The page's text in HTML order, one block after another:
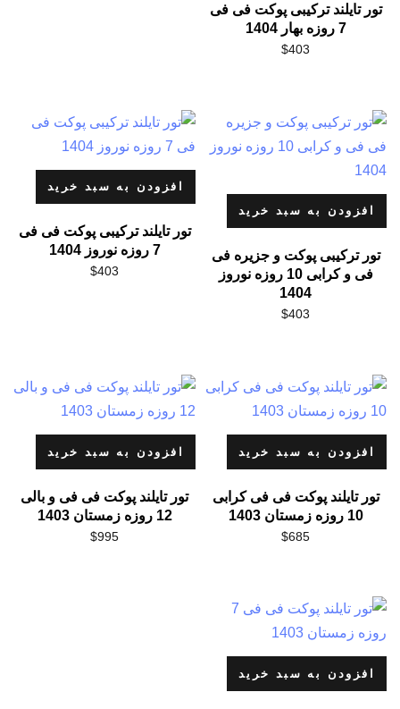
تور تایلند ترکیبی پوکت فی فی
7 روزه بهار 1404
$403
افزودن به سبد خرید
تور ترکیبی پوکت و جزیره فی
فی و کرابی 10 روزه نوروز
1404
$403
افزودن به سبد خرید
تور تایلند ترکیبی پوکت فی فی
7 روزه نوروز 1404
$403
افزودن به سبد خرید
تور تایلند پوکت فی فی کرابی
10 روزه زمستان 1403
$685
افزودن به سبد خرید
تور تایلند پوکت فی فی و بالی
12 روزه زمستان 1403
$995
افزودن به سبد خرید